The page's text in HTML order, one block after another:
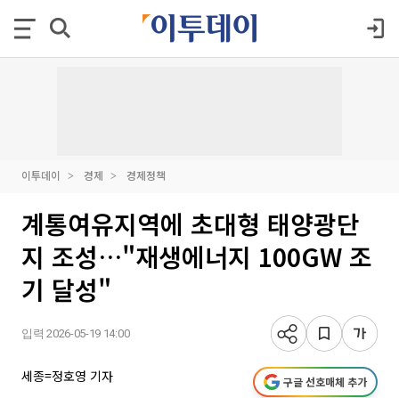
이투데이 경제 경제정책
계통여유지역에 초대형 태양광단
지 조성…"재생에너지 100GW 조
기 달성"
입력 2026-05-19 14:00
세종=정호영 기자 구글 선호매체 추가